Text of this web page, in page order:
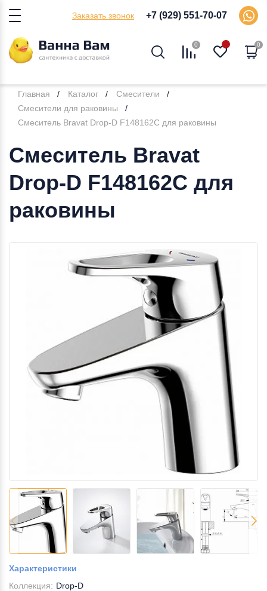
Заказать звонок +7 (929) 551-70-07
0 0
Главная Каталог
Смесители
Смесители для раковины
Смеситель Bravat Drop-D F148162C для раковины
Смеситель Bravat
Drop-D F148162C для
раковины
Характеристики
Коллекция: Drop-D